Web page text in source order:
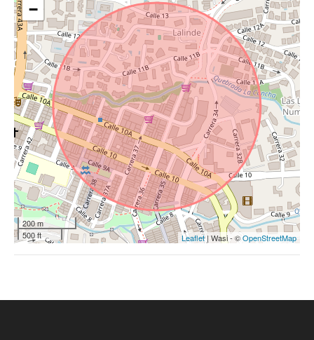
−
200 m
500 ft
Leaflet| Wasi - ©OpenStreetMap